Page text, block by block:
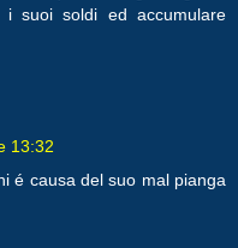
i suoi soldi ed accumulare
13:32
é causa del suo mal pianga